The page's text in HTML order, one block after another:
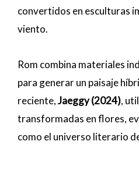
convertidos en esculturas
viento.
Rom combina materiales
para generar un paisaje
reciente,Jaeggy (2024),
transformadas en flores,
como el universo literario